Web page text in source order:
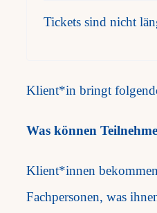
Tickets sind nicht
Klient*in bringt
Was können
Klient*innen
Fachpersonen, was